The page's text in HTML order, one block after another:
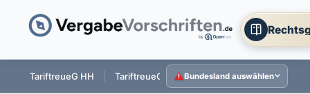
TariftreueG HH TariftreueG NI TariftreueG HE
Bundesland auswählen